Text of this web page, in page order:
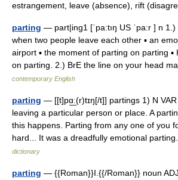
estrangement, leave (absence), rift
parting — part|ing1 [ˈpa:tıŋ US ˈpa:r ] n
when two people leave each other ▪ an
airport ▪ the moment of parting on parting
on parting. 2.) BrE the line on your head
contemporary English
parting — [[t]pɑ͟ː(r)tɪŋ[/t]] partings 1) N
leaving a particular person or place. A
this happens. Parting from any one of you
hard... It was a dreadfully emotional
dictionary
parting — {{Roman}}I.{{/Roman}} noun